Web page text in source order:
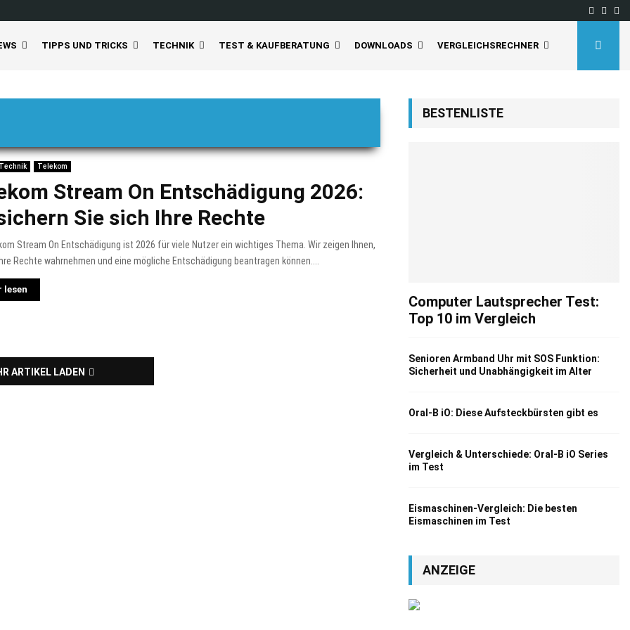
TIPPS UND TRICKS TECHNIK TEST & KAUFBERATUNG DOWNLOADS VERGLEICHSRECHNER
Telekom
Stream On Entschädigung 2026:
Sie sich Ihre Rechte
Stream On Entschädigung ist 2026 für viele Nutzer ein wichtiges Thema. Wir zeigen Ihnen,
Rechte wahrnehmen und eine mögliche Entschädigung beantragen können....
lesen
ARTIKEL LADEN
BESTENLISTE
Computer Lautsprecher Test:
Top 10 im Vergleich
Senioren Armband Uhr mit SOS Funktion:
Sicherheit und Unabhängigkeit im Alter
Oral-B iO: Diese Aufsteckbürsten gibt es
Vergleich & Unterschiede: Oral-B iO Series
im Test
Eismaschinen-Vergleich: Die besten
Eismaschinen im Test
ANZEIGE